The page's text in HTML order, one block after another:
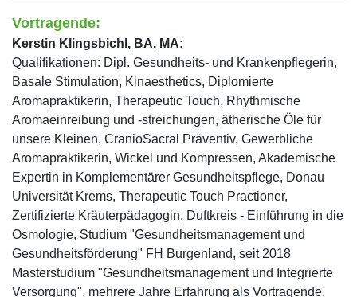
Vortragende:
Kerstin Klingsbichl , BA, MA:
Qualifikationen: Dipl. Gesundheits- und Krankenpflegerin,
Basale Stimulation, Kinaesthetics, Diplomierte
Aromapraktikerin, Therapeutic Touch, Rhythmische
Aromaeinreibung und -streichungen, ätherische Öle für
unsere Kleinen, CranioSacral Präventiv, Gewerbliche
Aromapraktikerin, Wickel und Kompressen, Akademische
Expertin in Komplementärer Gesundheitspflege, Donau
Universität Krems, Therapeutic Touch Practioner,
Zertifizierte Kräuterpädagogin, Duftkreis - Einführung in die
Osmologie, Studium "Gesundheitsmanagement und
Gesundheitsförderung" FH Burgenland, seit 2018
Masterstudium "Gesundheitsmanagement und Integrierte
Versorgung", mehrere Jahre Erfahrung als Vortragende.